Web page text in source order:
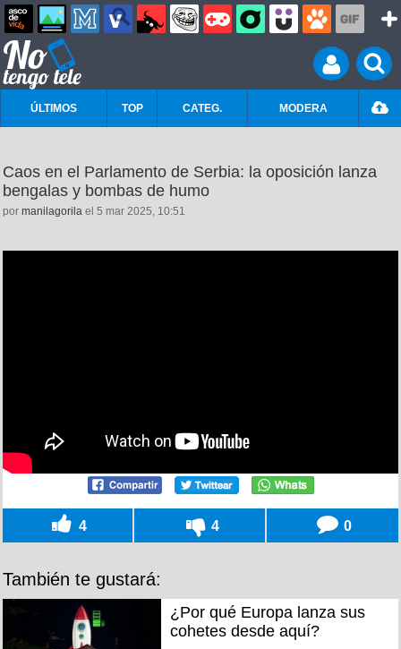
ÚLTIMOS TOP CATEG. MODERA
Caos en el Parlamento de Serbia: la oposición lanza
bengalas y bombas de humo
por manilagorila el 5 mar 2025, 10:51
4 4 0
También te gustará:
¿Por qué Europa lanza sus
cohetes desde aquí?